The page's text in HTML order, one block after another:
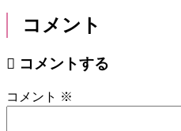
コメント
コメントする
コメント ※